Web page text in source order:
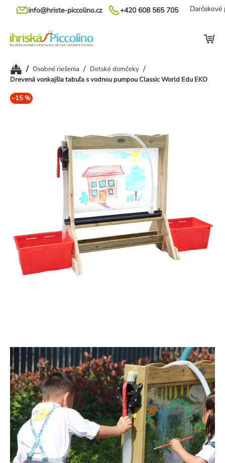
Prejsť
+420 608 565 705
info@hriste-piccolino.cz Darčekové
Domov
/ Osobné riešenia / Detské domčeky /
Drevená vonkajšia tabuľa s vodnou pumpou Classic World Edu EKO
–15 %